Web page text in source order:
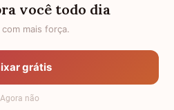
de Privacidade
Anuncie
de Uso
você todo dia
mais força.
grátis
Agora não